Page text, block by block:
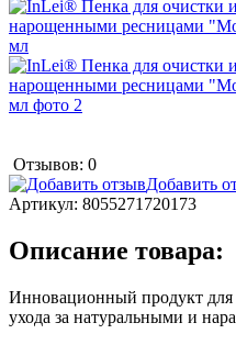
Отзывов: 0
Добавить
Артикул: 8055271720173
Описание товара:
Инновационный продукт для
ухода за натуральными и